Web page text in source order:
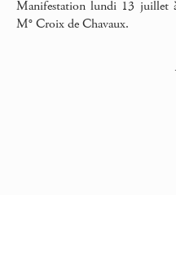
Manifestation lundi 13 juillet
M° Croix de Chavaux.